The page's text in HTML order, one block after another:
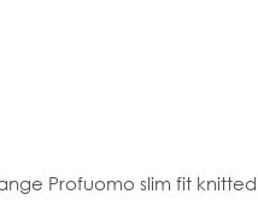
Profuomo slim fit